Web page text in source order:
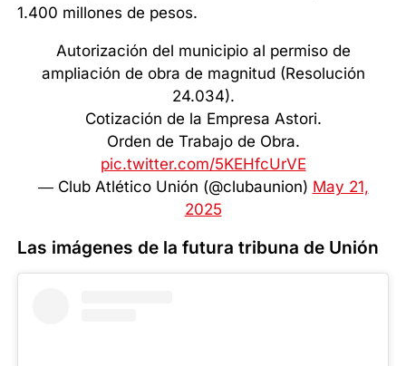
1.400 millones de pesos.
Autorización del municipio al permiso de
ampliación de obra de magnitud (Resolución
24.034).
Cotización de la Empresa Astori.
Orden de Trabajo de Obra.
pic.twitter.com/5KEHfcUrVE
— Club Atlético Unión (@clubaunion) May 21,
2025
Las imágenes de la futura tribuna de Unión